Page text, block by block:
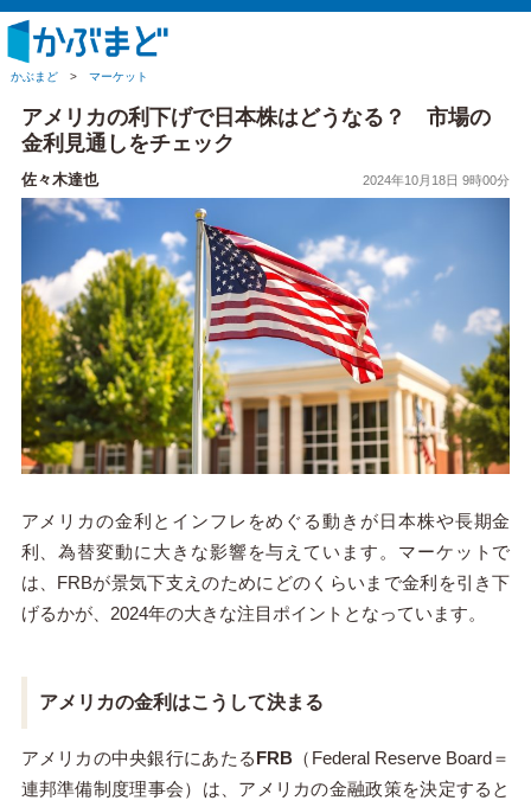
かぶまど > マーケット
アメリカの利下げで日本株はどうなる？ 市場の
金利見通しをチェック
佐々木達也 2024年10月18日 9時00分
アメリカの金利とインフレをめぐる動きが日本株や長期金
利、為替変動に大きな影響を与えています。マーケットで
は、FRBが景気下支えのためにどのくらいまで金利を引き下
げるかが、2024年の大きな注目ポイントとなっています。
アメリカの金利はこうして決まる
アメリカの中央銀行にあたるFRB （Federal Reserve Board＝
連邦準備制度理事会）は、アメリカの金融政策を決定すると